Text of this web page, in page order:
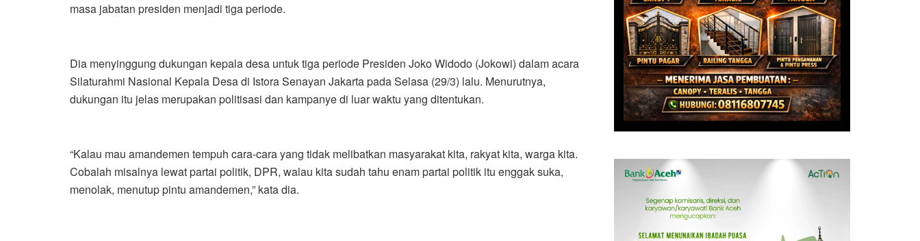
masa jabatan presiden menjadi tiga periode.
Dia menyinggung dukungan kepala desa untuk tiga periode Presiden Joko Widodo (Jokowi) dalam acara
Silaturahmi Nasional Kepala Desa di Istora Senayan Jakarta pada Selasa (29/3) lalu. Menurutnya,
dukungan itu jelas merupakan politisasi dan kampanye di luar waktu yang ditentukan.
“Kalau mau amandemen tempuh cara-cara yang tidak melibatkan masyarakat kita, rakyat kita, warga kita.
Cobalah misalnya lewat partai politik, DPR, walau kita sudah tahu enam partai politik itu enggak suka,
menolak, menutup pintu amandemen,” kata dia.